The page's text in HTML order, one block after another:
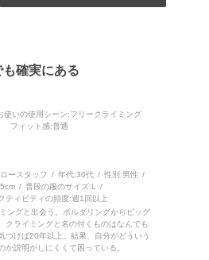
確実にある
使いの使用シーン:フリークライミング
フィット感:普通
ースタッフ 年代:30代 性別:男性
普段の服のサイズ:L
ティビティの頻度:週1回以上
ングと出会う。ボルダリングからビッグ
クライミングと名の付くものはなんでも
づけば20年以上。結果、自分がどういう
か説明がしにくくて困っている。